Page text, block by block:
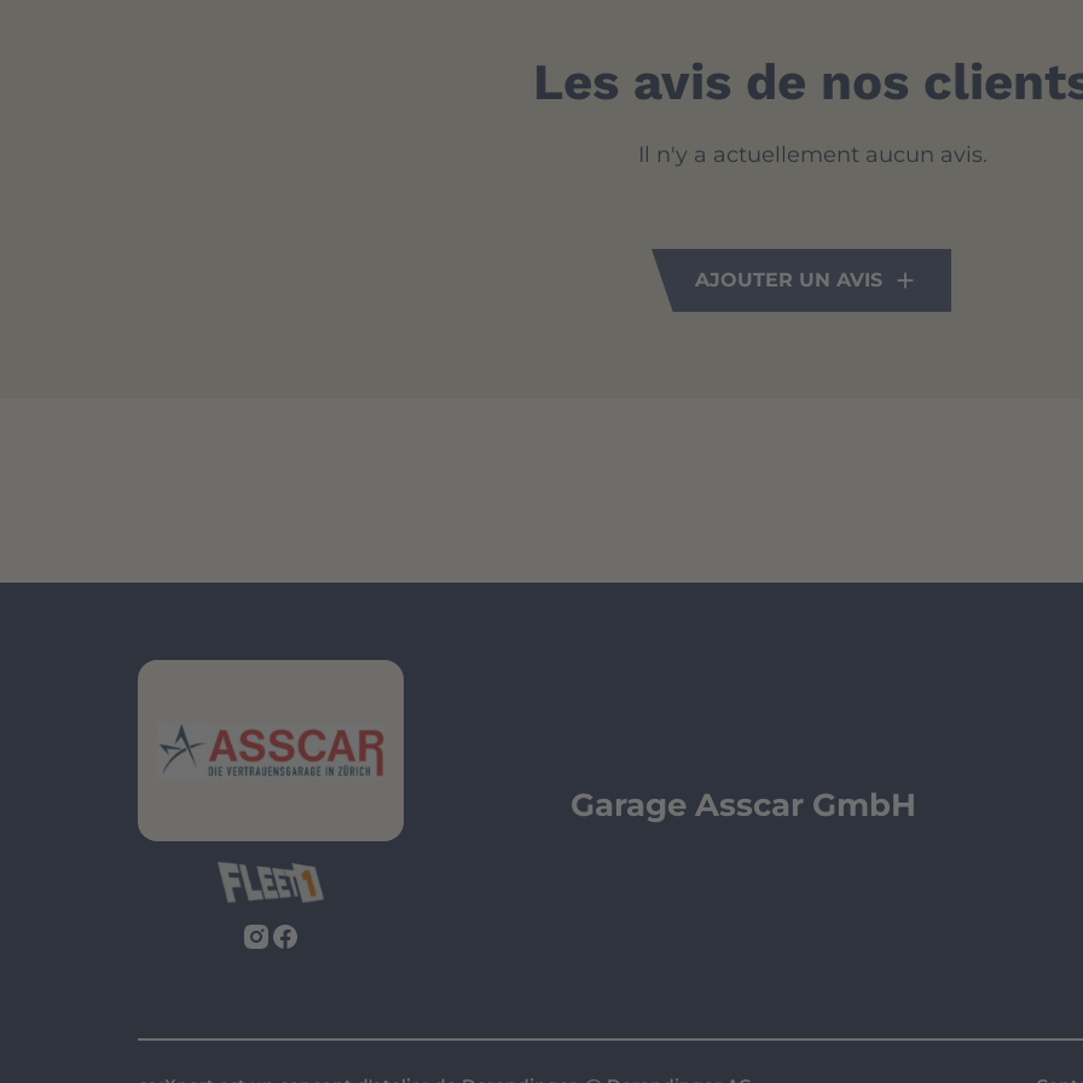
Les avis de nos
Il n'y a actuellement aucun avis.
AJOUTER UN AVIS
Garage Asscar GmbH